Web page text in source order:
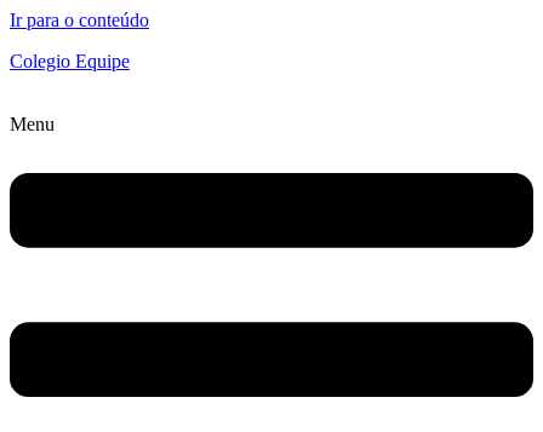
Ir para o conteúdo
Colegio Equipe
Menu